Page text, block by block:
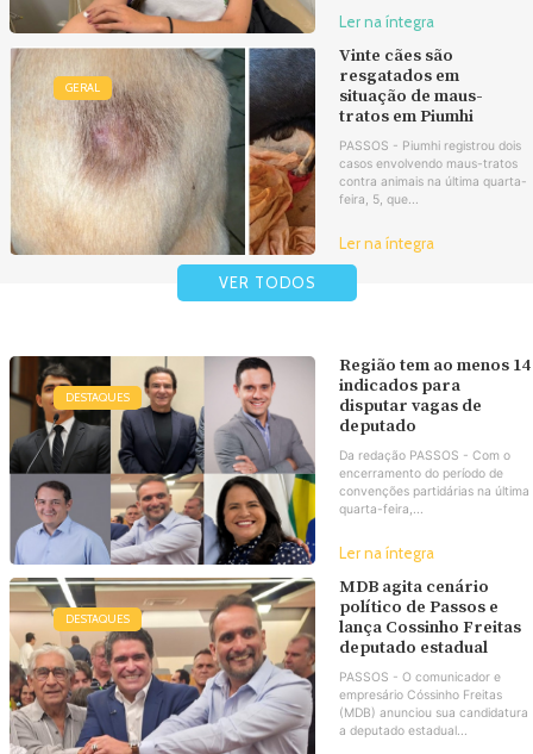
Ler na íntegra
GERAL
Vinte cães são
resgatados em
situação de maus-
tratos em Piumhi
PASSOS - Piumhi registrou dois
casos envolvendo maus-tratos
contra animais na última quarta-
feira, 5, que...
Ler na íntegra
VER TODOS
DESTAQUES
Região tem ao menos 14
indicados para
disputar vagas de
deputado
Da redação PASSOS - Com o
encerramento do período de
convenções partidárias na última
quarta-feira,...
Ler na íntegra
DESTAQUES
MDB agita cenário
político de Passos e
lança Cossinho Freitas
deputado estadual
PASSOS - O comunicador e
empresário Cóssinho Freitas
(MDB) anunciou sua candidatura
a deputado estadual...